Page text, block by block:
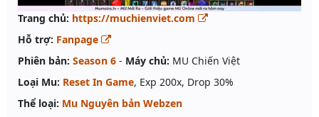
Trang chủ: https://muchienviet.com
Hỗ trợ: Fanpage
Phiên bản: Season 6 - Máy chủ: MU Chiến Việt
Loại Mu: Reset In Game, Exp 200x, Drop 30%
Thể loại: Mu Nguyên bản Webzen